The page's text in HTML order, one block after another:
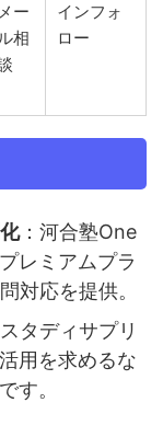
メー
相
インフォ
ロー
：河合塾One
レミアムプラ
対応を提供。
タディサプリ
用を求めるな
す。